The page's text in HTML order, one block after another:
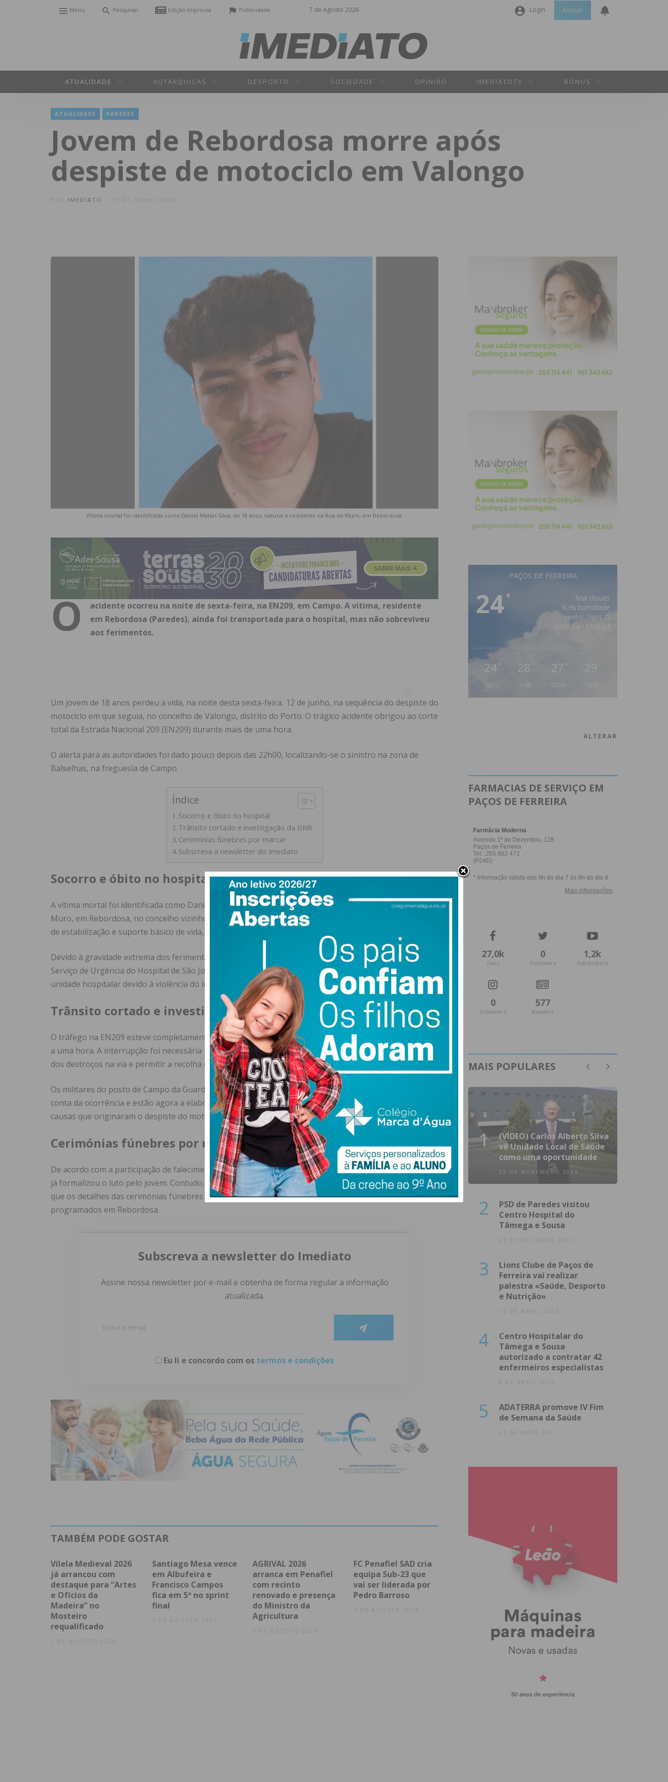
7 de Agosto 2026
Menu Pesquisar Edição Impressa Publicidade Login
Senha
Perdeu a sua senha?
Assinar
ATUALIDADE AUTÁRQUICAS DESPORTO SOCIEDADE OPINIÃO IMEDIATOTV BÓNUS
ATUALIDADE PAREDES
Jovem de Rebordosa morre após
despiste de motociclo em Valongo
IMEDIATO
Vítima mortal foi identificada como Daniel Matias Silva, de 18 anos, natural e residente na Rua do Muro, em Rebordosa.
O
acidente ocorreu na noite de sexta-feira, na EN209, em Campo. A vítima, residente
em Rebordosa (Paredes), ainda foi transportada para o hospital, mas não sobreviveu
aos ferimentos.
Um jovem de 18 anos perdeu a vida, na noite desta sexta-feira, 12 de junho, na sequência do despiste do
motociclo em que seguia, no concelho de Valongo, distrito do Porto. O trágico acidente obrigou ao corte
total da Estrada Nacional 209 (EN209) durante mais de uma hora.
O alerta para as autoridades foi dado pouco depois das 22h00, localizando-se o sinistro na zona de
Balselhas, na freguesia de Campo.
Índice
Socorro e óbito no hospital
Trânsito cortado e investigação da GNR
Cerimónias fúnebres por marcar
Subscreva a newsletter do Imediato
Socorro e óbito no hospital
A vítima mortal foi identificada como Daniel Matias Silva, de 18 anos, natural e residente na Rua do
Muro, em Rebordosa, no concelho vizinho de Paredes. No local do acidente, o jovem recebeu manobras
de estabilização e suporte básico de vida, asseguradas pelos Bombeiros Voluntários de Valongo.
Devido à gravidade extrema dos ferimentos, Daniel Silva foi transportado em estado muito grave para o
Serviço de Urgência do Hospital de São João, no Porto. Contudo, o óbito acabou por ser declarado na
unidade hospitalar devido à violência do impacto.
Trânsito cortado e investigação da GNR
O tráfego na EN209 esteve completamente paralisado em ambos os sentidos por um período superior
a uma hora. A interrupção foi necessária para garantir a assistência médica à vítima, proceder à limpeza
dos destroços na via e permitir a recolha de indícios por parte das autoridades.
Os militares do posto de Campo da Guarda Nacional Republicana (GNR) estiveram no local, tomaram
conta da ocorrência e estão agora a elaborar o respetivo auto para apurar as circunstâncias e as
causas que originaram o despiste do motociclo.
Cerimónias fúnebres por marcar
De acordo com a participação de falecimento partilhada pela agênciaFunerária de Rebordosa, a família
já formalizou o luto pelo jovem. Contudo, o dia e a hora do funeral ainda não foram definidos, sendo
que os detalhes das cerimónias fúnebres serão comunicados atempadamente assim que estiverem
programados em Rebordosa.
Subscreva a newsletter do Imediato
Assine nossa newsletter por e-mail e obtenha de forma regular a informação
atualizada.
Eu li e concordo com os termos e condições
TAMBÉM PODE GOSTAR
Vilela Medieval 2026
já arrancou com
destaque para “Artes
e Ofícios da
Madeira” no
Mosteiro
requalificado
7 DE AGOSTO 2026
Santiago Mesa vence
em Albufeira e
Francisco Campos
fica em 5º no sprint
final
7 DE AGOSTO 2026
AGRIVAL 2026
arranca em Penafiel
com recinto
renovado e presença
do Ministro da
Agricultura
7 DE AGOSTO 2026
FC Penafiel SAD cria
equipa Sub-23 que
vai ser liderada por
Pedro Barroso
7 DE AGOSTO 2026
PAÇOS DE FERREIRA
24°
few clouds
62% humidade
vento: 1m/s O
MAX 24 • MIN 24
24°
SEX
28 °
SÁB
27 °
DOM
29 °
ALTERAR
FARMACIAS DE SERVIÇO EM
PAÇOS DE FERREIRA
27,0k
Fans
0
Followers
1,2k
Subscribers
0
Followers
577
Readers
MAIS POPULARES
1
(VÍDEO) Carlos Alberto Silva
vê Unidade Local de Saúde
como uma oportunidade
23 DE NOVEMBRO 2023
2
PSD de Paredes visitou
Centro Hospital do
Tâmega e Sousa
23 DE OUTUBRO 2023
3
Lions Clube de Paços de
Ferreira vai realizar
palestra «Saúde, Desporto
e Nutrição»
14 DE ABRIL 2022
4
Centro Hospitalar do
Tâmega e Sousa
autorizado a contratar 42
enfermeiros especialistas
8 DE ABRIL 2022
5
ADATERRA promove IV Fim
de Semana da Saúde
21 DE MAIO 2021